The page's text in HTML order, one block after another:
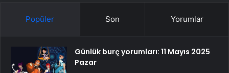
Popüler Son Yorumlar
Günlük burç yorumları: 11 Mayıs 2025
Pazar